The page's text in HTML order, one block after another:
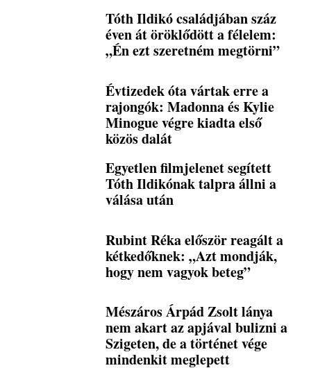
Tóth Ildikó családjában száz
éven át öröklődött a félelem:
„Én ezt szeretném megtörni”
Évtizedek óta vártak erre a
rajongók: Madonna és Kylie
Minogue végre kiadta első
közös dalát
Egyetlen filmjelenet segített
Tóth Ildikónak talpra állni a
válása után
Rubint Réka először reagált a
kétkedőknek: „Azt mondják,
hogy nem vagyok beteg”
Mészáros Árpád Zsolt lánya
nem akart az apjával bulizni a
Szigeten, de a történet vége
mindenkit meglepett